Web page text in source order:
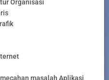
Organisasi
masalah Aplikasi